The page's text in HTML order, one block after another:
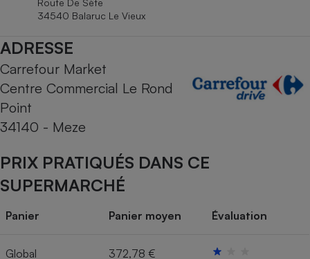
34540 Balaruc Le Vieux
ADRESSE
Carrefour Market
Centre Commercial Le Rond
Point
34140 - Meze
PRIX PRATIQUÉS DANS CE
SUPERMARCHÉ
Panier Panier moyen Évaluation
Global 372,78 €
Cafetière à expressos